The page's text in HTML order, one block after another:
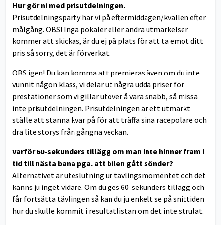
Hur gör ni med prisutdelningen.
Prisutdelningsparty har vi på eftermiddagen/kvällen efter
målgång. OBS! Inga pokaler eller andra utmärkelser
kommer att skickas, är du ej på plats för att ta emot ditt
pris så sorry, det är förverkat.
OBS igen! Du kan komma att premieras även om du inte
vunnit någon klass, vi delar ut några udda priser för
prestationer som vi gillar utöver å vara snabb, så missa
inte prisutdelningen. Prisutdelningen är ett utmärkt
ställe att stanna kvar på för att träffa sina racepolare och
dra lite storys från gångna veckan.
Varför 60-sekunders tillägg om man inte hinner fram i
tid till nästa bana pga. att bilen gått sönder?
Alternativet är uteslutning ur tävlingsmomentet och det
känns ju inget vidare. Om du ges 60-sekunders tillägg och
får fortsätta tävlingen så kan du ju enkelt se på snittiden
hur du skulle kommit i resultatlistan om det inte strulat.